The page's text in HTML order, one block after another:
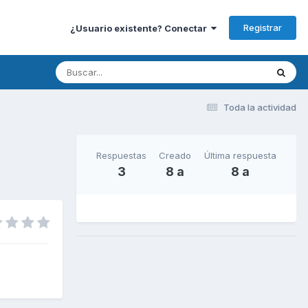
¿Usuario existente? Conectar Registrar
Toda la actividad
Respuestas
3
Creado
8 a
Última respuesta
8 a